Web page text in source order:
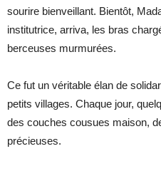
sourire bienveillant. Bientôt,
institutrice, arriva, les bras
berceuses murmurées.
Ce fut un véritable élan de
petits villages. Chaque jour,
des couches cousues maison,
précieuses.